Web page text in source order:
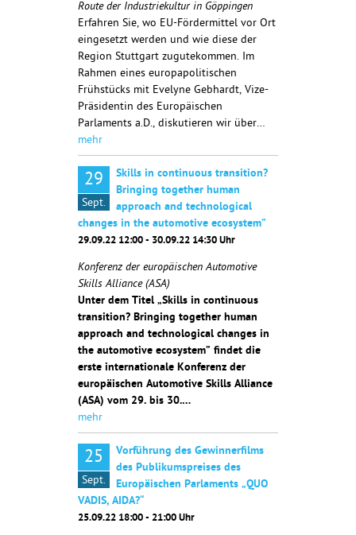
Route der Industriekultur in Göppingen
Erfahren Sie, wo EU-Fördermittel vor Ort
eingesetzt werden und wie diese der
Region Stuttgart zugutekommen. Im
Rahmen eines europapolitischen
Frühstücks mit Evelyne Gebhardt, Vize-
Präsidentin des Europäischen
Parlaments a.D., diskutieren wir über…
mehr
29
Sept.
Skills in continuous transition?
Bringing together human
approach and technological
changes in the automotive ecosystem”
29.09.22 12:00 - 30.09.22 14:30 Uhr
Konferenz der europäischen Automotive
Skills Alliance (ASA)
Unter dem Titel „Skills in continuous
transition? Bringing together human
approach and technological changes in
the automotive ecosystem” findet die
erste internationale Konferenz der
europäischen Automotive Skills Alliance
(ASA) vom 29. bis 30.…
mehr
25
Sept.
Vorführung des Gewinnerfilms
des Publikumspreises des
Europäischen Parlaments „QUO
VADIS, AIDA?“
25.09.22 18:00 - 21:00 Uhr